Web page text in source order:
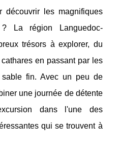
découvrir les magnifiques
La région Languedoc-
trésors à explorer, du
en passant par les
fin. Avec un peu de
une journée de détente
dans l'une des
qui se trouvent à